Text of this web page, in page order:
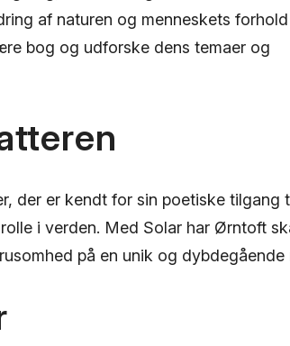
af naturen og menneskets
bog og udforske dens temaer og
der er kendt for sin poetiske tilgang
i verden. Med Solar har Ørntoft
på en unik og dybdegående